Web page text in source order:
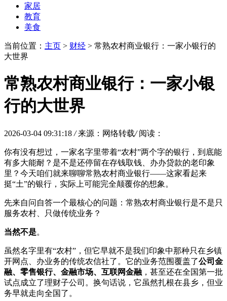
家居
教育
美食
当前位置： 主页 > 财经 > 常熟农村商业银行：一家小银行的
大世界
常熟农村商业银行：一家小银
行的大世界
2026-03-04 09:31:18 / 来源：网络转载/ 阅读：
你有没有想过，一家名字里带着“农村”两个字的银行，到底能
有多大能耐？是不是还停留在存钱取钱、办办贷款的老印象
里？今天咱们就来聊聊常熟农村商业银行——这家看起来
挺“土”的银行，实际上可能完全颠覆你的想象。
先来自问自答一个最核心的问题：常熟农村商业银行是不是只
服务农村、只做传统业务？
当然不是。
虽然名字里有“农村”，但它早就不是我们印象中那种只在乡镇
开网点、办业务的传统农信社了。它的业务范围覆盖了公司金
融、零售银行、金融市场、互联网金融 ，甚至还在全国第一批
试点成立了理财子公司。换句话说，它虽然扎根在县乡，但业
务早就走向全国了。